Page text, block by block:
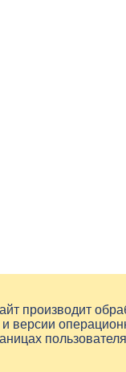
производит
версии